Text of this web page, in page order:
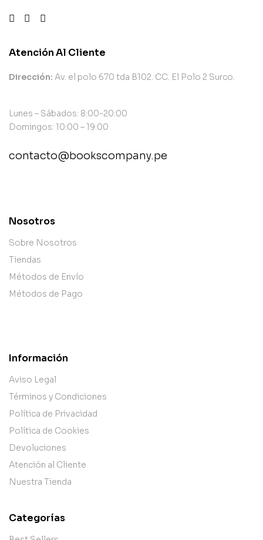
Atención Al Cliente
Dirección: Av. el polo 670 tda B102. CC. El Polo 2 Surco.
Lunes – Sábados: 8:00-20:00
Domingos: 10:00 – 19:00
contacto@bookscompany.pe
Nosotros
Sobre Nosotros
Tiendas
Métodos de Envío
Métodos de Pago
Información
Aviso Legal
Términos y Condiciones
Política de Privacidad
Política de Cookies
Devoluciones
Atención al Cliente
Nuestra Tienda
Categorías